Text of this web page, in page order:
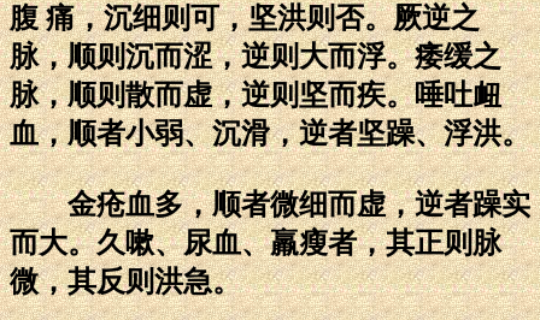
腹 痛，沉细则可，坚洪则否。厥逆之
脉，顺则沉而涩，逆则大而浮。痿缓之
脉，顺则散而虚，逆则坚而疾。唾吐衄
血，顺者小弱、沉滑，逆者坚躁、浮洪。
金疮血多，顺者微细而虚，逆者躁实
而大。久嗽、尿血、羸瘦者，其正则脉
微，其反则洪急。